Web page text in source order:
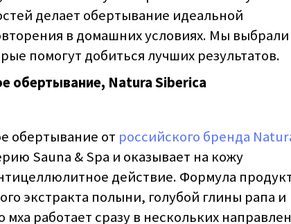
делает обертывание идеальной
в домашних условиях. Мы выбрали
помогут добиться лучших результатов.
обертывание, Natura Siberica
обертывание от российского бренда
Sauna & Spa и оказывает на кожу
действие. Формула
экстракта полыни, голубой глины рапа и
мха работает сразу в нескольких